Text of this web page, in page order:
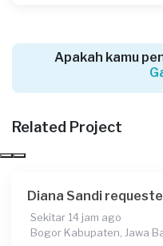
6 hari yang lalu
Apakah kamu
Related Project
Diana Sandi
Sekitar 14 jam ago
Bogor Kabupaten, Jawa